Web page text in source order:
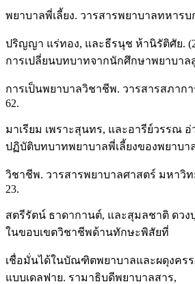
พยาบาลพี่เลี้ยง. วารสารพยาบาลทหารบก
ปริญญา แร่ทอง, และธีรนุช ห้านิรัติศัย.
การเปลี่ยนบทบาทจากนักศึกษาพยาบาล
การเป็นพยาบาลวิชาชีพ. วารสารสภากา
62.
มาเรียม เพราะสุนทร, และอารีย์วรรณ อ่
ปฏิบัติบทบาทพยาบาลพี่เลี้ยงของพยาบา
วิชาชีพ. วารสารพยาบาลศาสตร์ มหาวิท
23.
สตรีรัตน์ ธาดากานต์, และสุมลชาติ ดวง
ในขอบเขตวิชาชีพด้านทักษะพิสัยที่
เชื่อมั่นได้ในบัณฑิตพยาบาลและผดุงคร
แบบเดลฟาย. รามาธิบดีพยาบาลสาร,